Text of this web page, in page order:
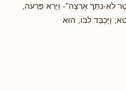
לֹא-נִתַּךְ אָרְצָה"- וַיַּרְא פַּרְעֹה,
וַיַּכְבֵּד לִבּוֹ, הוּא